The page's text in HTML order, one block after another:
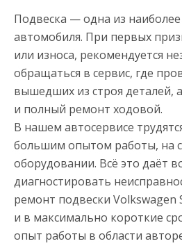
Подвеска — одна из
автомобиля. При первых
или износа, рекомендуется
обращаться в сервис, где
вышедших из строя деталей,
и полный ремонт ходовой.
В нашем автосервисе
большим опытом работы, на
оборудовании. Всё это даёт
диагностировать
ремонт подвески Volkswagen
и в максимально короткие
опыт работы в области